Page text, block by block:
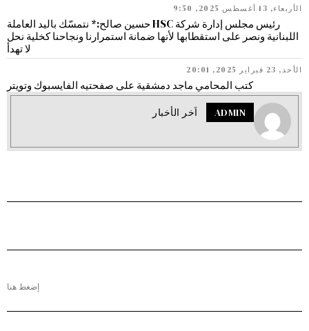
الأربعاء, 13 أغسطس 2025, 9:50
رئيس مجلس إدارة شركة HSC حسين صالح:* نتمسّك باليد العاملة
اللبنانية ونصر على استقطابها لأنها ضمانة استمرارنا ونجاحنا كخلية نحل
لا تهدأ
الأحد, 23 فبراير 2025, 20:01
كتب المحامي ماجد دمشقية على صفحتيه الفايسبوك وتويتر
ADMIN اَخر الأخبار
إضغط هنا